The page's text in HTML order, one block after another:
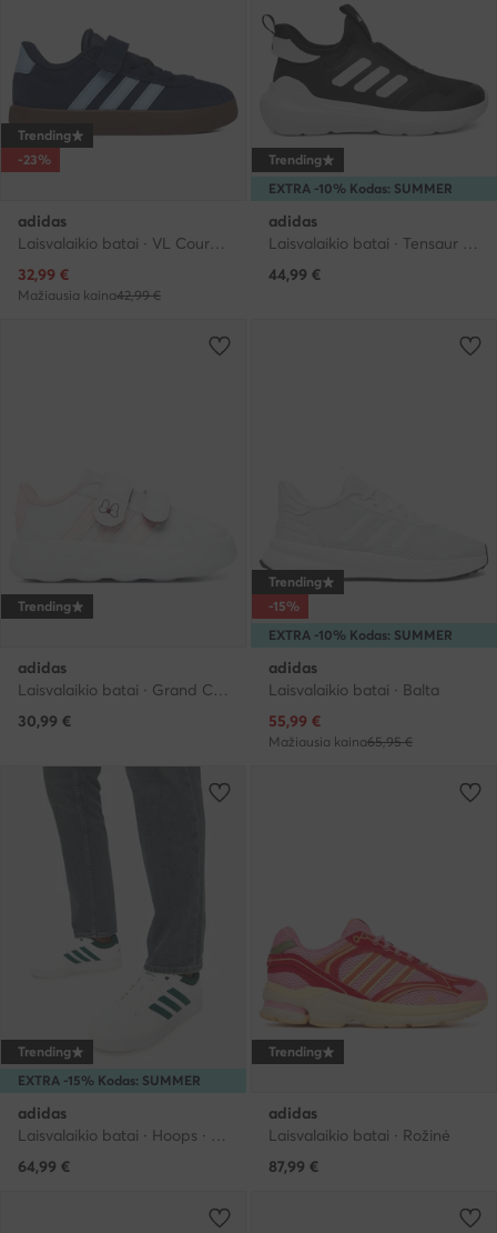
Trending
-23%
adidas
Laisvalaikio batai · VL Court · Tamsiai mėlyna
Dabartinė kaina
32,99 €
Mažiausia kaina42,99 €
EXTRA -10% Kodas: SUMMER
Trending
adidas
Laisvalaikio batai · Tensaur · Juoda
44,99 €
Trending
adidas
Laisvalaikio batai · Grand Court · Balta
30,99 €
EXTRA -10% Kodas: SUMMER
Trending
-15%
adidas
Laisvalaikio batai · Balta
Dabartinė kaina
55,99 €
Mažiausia kaina65,95 €
EXTRA -15% Kodas: SUMMER
Trending
adidas
Laisvalaikio batai · Hoops · Balta
64,99 €
Trending
adidas
Laisvalaikio batai · Rožinė
87,99 €